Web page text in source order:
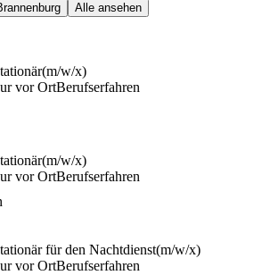
Alle ansehen
(m/w/x)
vor OrtBerufserfahren
(m/w/x)
vor OrtBerufserfahren
für den Nachtdienst(m/w/x)
vor OrtBerufserfahren